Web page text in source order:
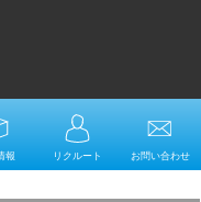
報 リクルート お問い合わせ